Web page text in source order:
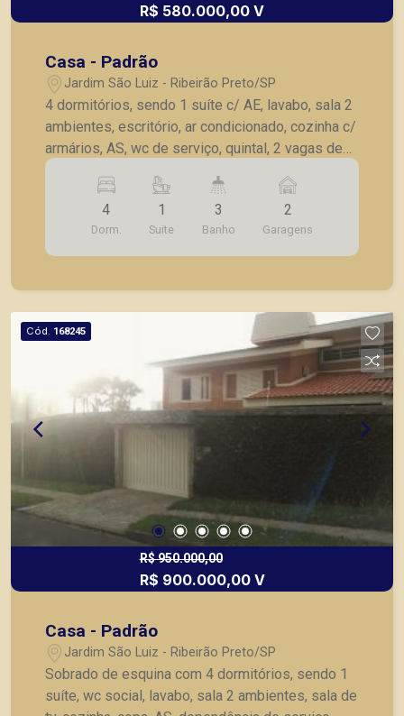
R$ 580.000,00 V
Casa - Padrão
Jardim São Luiz - Ribeirão Preto/SP
4 dormitórios, sendo 1 suíte c/ AE, lavabo, sala 2
ambientes, escritório, ar condicionado, cozinha c/
armários, AS, wc de serviço, quintal, 2 vagas de
garagem.
4
Dorm.
1
Suite
3
Banho
2
Garagens
Cód. 168245
R$ 950.000,00
R$ 900.000,00 V
Casa - Padrão
Jardim São Luiz - Ribeirão Preto/SP
Sobrado de esquina com 4 dormitórios, sendo 1
suíte, wc social, lavabo, sala 2 ambientes, sala de